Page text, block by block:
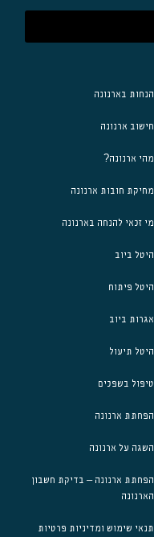
הנחות בארנונה
חישוב ארנונה
מהי ארנונה?
מחיקת חובות ארנונה
מי זכאי להנחה בארנונה
היטל ביוב
היטל פיתוח
אגרות ביוב
היטל תיעול
טיפול בשפכים
הפחתת ארנונה
השגה על ארנונה
הפחתת ארנונה – בדיקת חשבון
הארנונה
תנאי שימוש ומדיניות פרטיות